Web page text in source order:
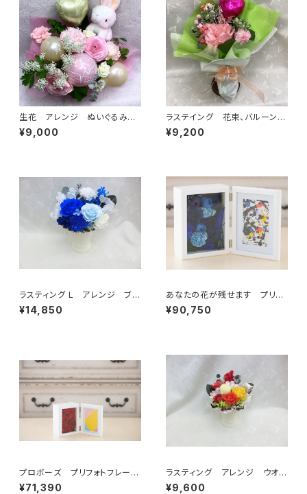
生花 アレンジ ぬいぐるみピ
ック、バルーン入り
¥9,000
ラステイング 花束、バルーン入
り
¥9,200
ラスティング L アレンジ ブル
ー系
¥14,850
あなたの花が残せます プリフ
ォトフレーム Ｌ (複色)
¥90,750
プロボーズ プリフォトフレーム
Ｓ
¥71,390
ラスティング アレンジ ウオー
ムカラー
¥9,600